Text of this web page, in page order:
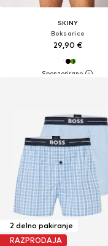
SKINY
Boksarice
29,90 €
2 delno pakiranje
RAZPRODAJA